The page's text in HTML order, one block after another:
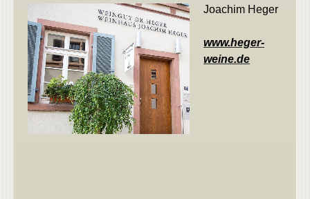
Joachim Heger
www.heger-
weine.de